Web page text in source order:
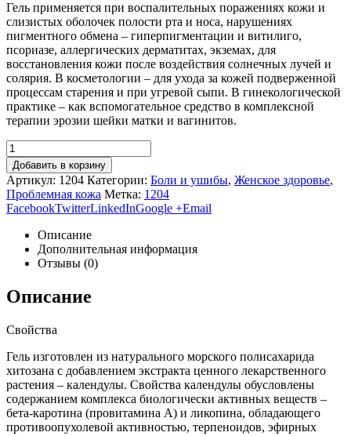
Гель применяется при воспалительных поражениях кожи и
слизистых оболочек полости рта и носа, нарушениях
пигментного обмена – гиперпигментации и витилиго,
псориазе, аллергических дерматитах, экземах, для
восстановления кожи после воздействия солнечных лучей и
солярия. В косметологии – для ухода за кожей подверженной
процессам старения и при угревой сыпи. В гинекологической
практике – как вспомогательное средство в комплексной
терапии эрозии шейки матки и вагинитов.
Добавить в корзину
Артикул: 1204 Категории: Боли и ушибы, Женское здоровье,
Проблемная кожа Метка: 1204
FacebookTwitterLinkedInGoogle +Email
Описание
Дополнительная информация
Отзывы (0)
Описание
Свойства
Гель изготовлен из натурального морского полисахарида
хитозана с добавлением экстракта ценного лекарственного
растения – календулы. Свойства календулы обусловлены
содержанием комплекса биологически активных веществ –
бета-каротина (провитамина А) и ликопина, обладающего
противоопухолевой активностью, терпеноидов, эфирных